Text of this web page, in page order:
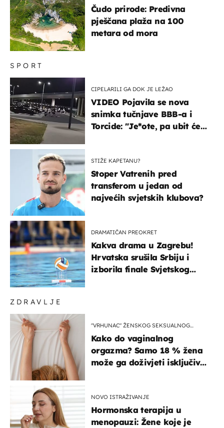
ZDRAVLJE
"VRHUNAC" ŽENSKOG SEKSUALNOG
Kako do vaginalnog
orgazma? Samo 18 % žena
može ga doživjeti isključivo
NOVO ISTRAŽIVANJE
Hormonska terapija u
menopauzi: Žene koje je
SPORT
CIPELARILI GA DOK JE LEŽAO
VIDEO Pojavila se nova
snimka tučnjave BBB-a i
Torcide: "Je*ote, pa ubit će
STIŽE KAPETANU?
Stoper Vatrenih pred
transferom u jedan od
najvećih svjetskih klubova?
DRAMATIČAN PREOKRET
Kakva drama u Zagrebu!
Hrvatska srušila Srbiju i
izborila finale Svjetskog
Čudo prirode: Predivna
pješčana plaža na 100
metara od mora